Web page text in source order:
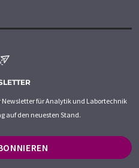
Newsletter für Analytik und Labortechnik
auf den neuesten Stand.